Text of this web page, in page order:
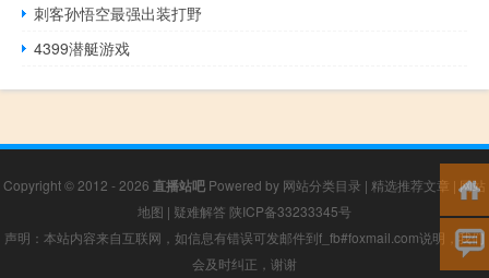
刺客孙悟空最强出装打野
4399潜艇游戏
Copyright © 2012 - 2026 直播站吧 Powered by 网站分类目录 | 精选推荐文章 |网站
地图 | 疑难解答 陕ICP备33233345号
声明：本站内容来自互联网，如信息有错误可发邮件到f_fb#foxmail.com说明，我们
会及时纠正，谢谢